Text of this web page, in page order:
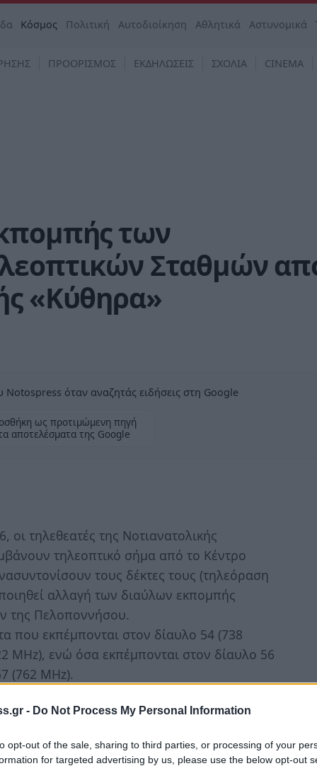
- Do Not Process My Personal Information
opt-out of the sale, sharing to third parties, or processing of your
for targeted advertising by us, please use the below opt-out
Κόσμος Πολιτική Αυτοδιοίκηση Αθλητικά Αστυνομικά
ΠΡΟΟΡΙΣΜΟΣ ΕΚΔΗΛΩΣΕΙΣ ΣΧΟΛΙΑ CINEMA
των
Σταθμών
«Κύθηρα»
όταν αναζητάς ειδήσεις στη Google
ως προτιμώμενη πηγή
αποτελέσματα της Google
τηλεθεατές της Νοτιανατολικής
τηλεοπτικό σήμα από το Κέντρο
τους δέκτες τους (τηλεόραση
αλλαγή των διαύλων εκπομπής
της Πελοποννήσου.
που εκπέμπονται στον δίαυλο 54 (738
MHz), ενώ όσα εκπέμπονται στον δίαυλο 56
(762 MHz).
Νοτιοανατολικής Πελοποννήσου που
οι εξής:
Λογοθετιάνικα, Διακόφτι,
Βιαράδικα, Δόκανα, Φράτσια,